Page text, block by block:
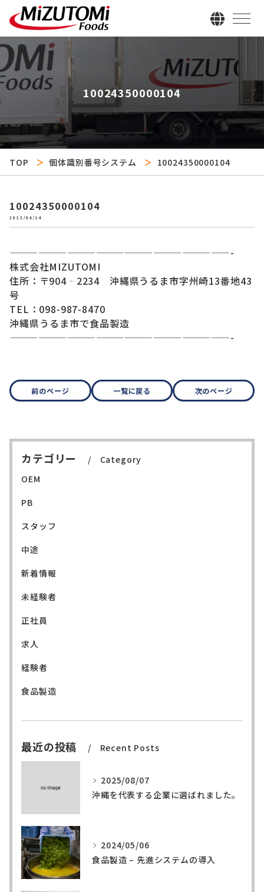
10024350000104
TOP 個体識別番号システム 10024350000104
10024350000104
2023/04/14
———————————————————————-
株式会社MIZUTOMI
住所：〒904‐2234 沖縄県うるま市字州崎13番地43
号
TEL：098-987-8470
沖縄県うるま市で食品製造
———————————————————————-
前のページ 一覧に戻る 次のページ
カテゴリー
Category
OEM
PB
スタッフ
中途
新着情報
未経験者
正社員
求人
経験者
食品製造
最近の投稿 Recent Posts
2025/08/07
沖縄を代表する企業に選ばれました。
2024/05/06
食品製造 – 先進システムの導入